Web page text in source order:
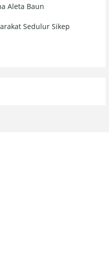
Aleta Baun
Sedulur Sikep